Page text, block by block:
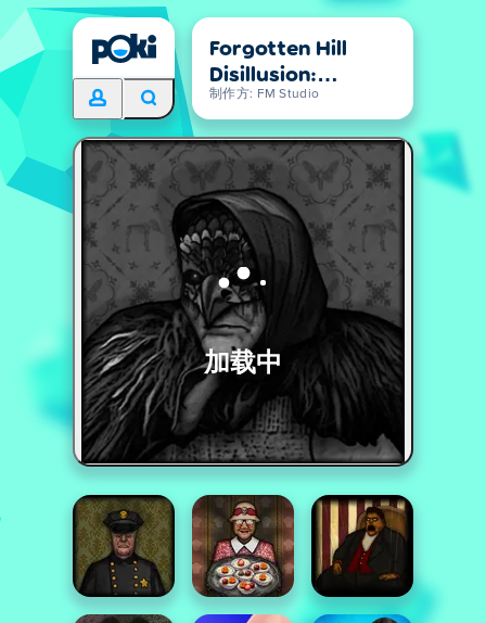
Forgotten Hill
Disillusion:
Flora&Fauna
制作方: FM Studio
加载中